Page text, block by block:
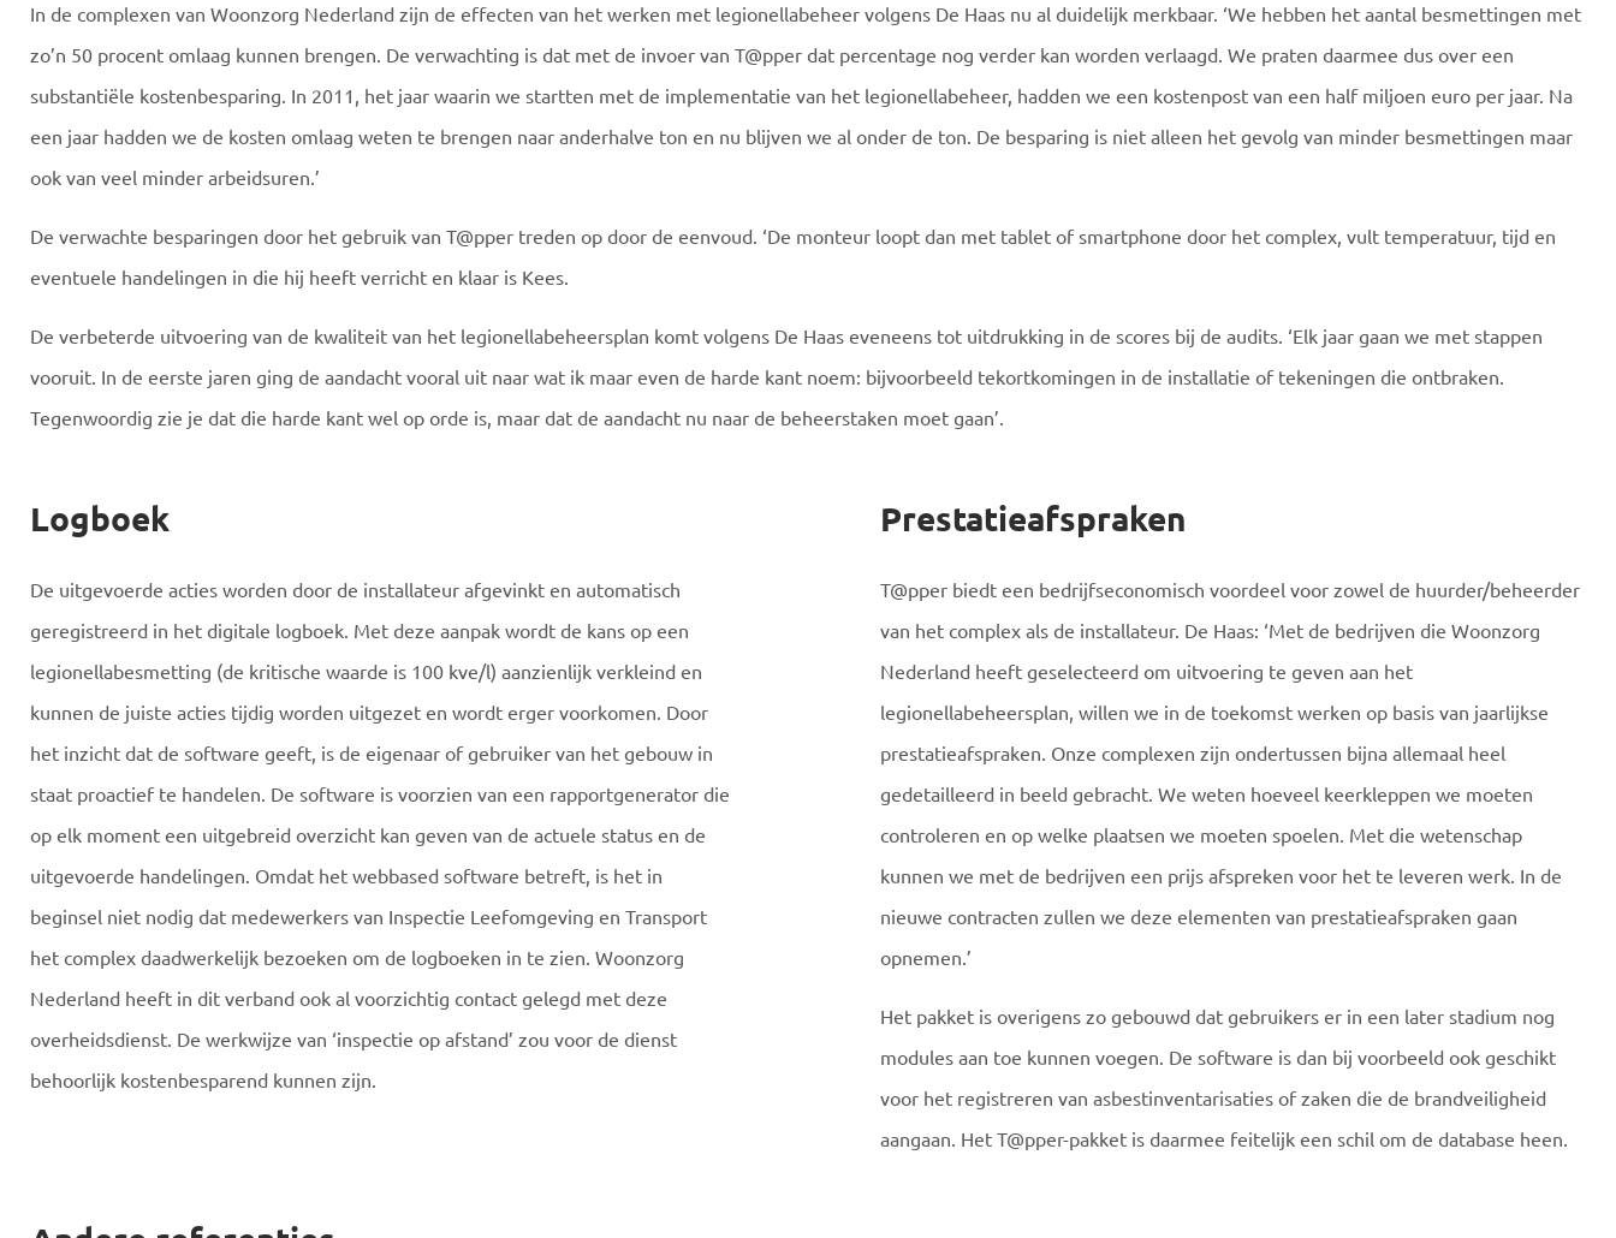
In de complexen van Woonzorg Nederland zijn de effecten van het werken met legionellabeheer volgens De Haas nu al duidelijk merkbaar. ‘We hebben het aantal besmettingen met
zo’n 50 procent omlaag kunnen brengen. De verwachting is dat met de invoer van T@pper dat percentage nog verder kan worden verlaagd. We praten daarmee dus over een
substantiële kostenbesparing. In 2011, het jaar waarin we startten met de implementatie van het legionellabeheer, hadden we een kostenpost van een half miljoen euro per jaar. Na
een jaar hadden we de kosten omlaag weten te brengen naar anderhalve ton en nu blijven we al onder de ton. De besparing is niet alleen het gevolg van minder besmettingen maar
ook van veel minder arbeidsuren.’
De verwachte besparingen door het gebruik van T@pper treden op door de eenvoud. ‘De monteur loopt dan met tablet of smartphone door het complex, vult temperatuur, tijd en
eventuele handelingen in die hij heeft verricht en klaar is Kees.
De verbeterde uitvoering van de kwaliteit van het legionellabeheersplan komt volgens De Haas eveneens tot uitdrukking in de scores bij de audits. ‘Elk jaar gaan we met stappen
vooruit. In de eerste jaren ging de aandacht vooral uit naar wat ik maar even de harde kant noem: bijvoorbeeld tekortkomingen in de installatie of tekeningen die ontbraken.
Tegenwoordig zie je dat die harde kant wel op orde is, maar dat de aandacht nu naar de beheerstaken moet gaan’.
Logboek
De uitgevoerde acties worden door de installateur afgevinkt en automatisch
geregistreerd in het digitale logboek. Met deze aanpak wordt de kans op een
legionellabesmetting (de kritische waarde is 100 kve/l) aanzienlijk verkleind en
kunnen de juiste acties tijdig worden uitgezet en wordt erger voorkomen. Door
het inzicht dat de software geeft, is de eigenaar of gebruiker van het gebouw in
staat proactief te handelen. De software is voorzien van een rapportgenerator die
op elk moment een uitgebreid overzicht kan geven van de actuele status en de
uitgevoerde handelingen. Omdat het webbased software betreft, is het in
beginsel niet nodig dat medewerkers van Inspectie Leefomgeving en Transport
het complex daadwerkelijk bezoeken om de logboeken in te zien. Woonzorg
Nederland heeft in dit verband ook al voorzichtig contact gelegd met deze
overheidsdienst. De werkwijze van ‘inspectie op afstand’ zou voor de dienst
behoorlijk kostenbesparend kunnen zijn.
Prestatieafspraken
T@pper biedt een bedrijfseconomisch voordeel voor zowel de huurder/beheerder
van het complex als de installateur. De Haas: ‘Met de bedrijven die Woonzorg
Nederland heeft geselecteerd om uitvoering te geven aan het
legionellabeheersplan, willen we in de toekomst werken op basis van jaarlijkse
prestatieafspraken. Onze complexen zijn ondertussen bijna allemaal heel
gedetailleerd in beeld gebracht. We weten hoeveel keerkleppen we moeten
controleren en op welke plaatsen we moeten spoelen. Met die wetenschap
kunnen we met de bedrijven een prijs afspreken voor het te leveren werk. In de
nieuwe contracten zullen we deze elementen van prestatieafspraken gaan
opnemen.’
Het pakket is overigens zo gebouwd dat gebruikers er in een later stadium nog
modules aan toe kunnen voegen. De software is dan bij voorbeeld ook geschikt
voor het registreren van asbestinventarisaties of zaken die de brandveiligheid
aangaan. Het T@pper-pakket is daarmee feitelijk een schil om de database heen.